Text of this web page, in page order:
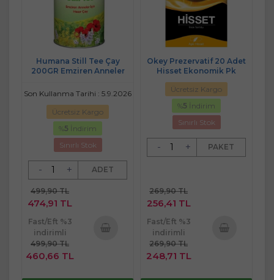
Humana Still Tee Çay
200GR Emziren Anneler
Son Kullanma Tarihi : 5.9.2026
Ücretsiz Kargo
%5 İndirim
Sınırlı Stok
- + ADET
499,90 TL
474,91 TL
Fast/Eft %3
indirimli
499,90 TL
460,66 TL
Okey Prezervatif 20 Adet
Hisset Ekonomik Pk
Ücretsiz Kargo
%5 İndirim
Sınırlı Stok
- + PAKET
269,90 TL
256,41 TL
Fast/Eft %3
indirimli
269,90 TL
248,71 TL